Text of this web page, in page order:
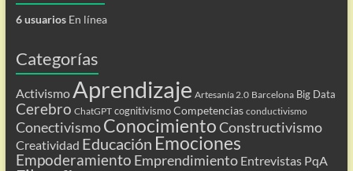
6 usuariosEn línea
Categorías
Activismo Aprendizaje Artesanía 2.0 Barcelona Big Data
Cerebro ChatGPT cognitivismo Competencias conductivismo
ConectivismoConocimientoConstructivismo
Creatividad Educación Emociones
Empoderamiento Emprendimiento Entrevistas PqA